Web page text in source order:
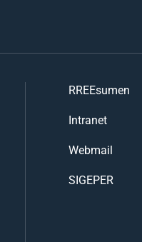
RREEsumen
Intranet
Webmail
SIGEPER